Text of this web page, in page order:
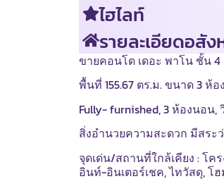
ไฮไลท์
รายละเอียดอสัง
ขายคอนโด เดอะ พาโน ชั้น 4
พื้นที่ 155.67 ตร.ม. ขนาด 3 ห้
Fully- furnished, 3 ห้องนอน,
สิ่งอำนวยความสะดวก มีสระ
จุดเด่น/สถานที่ใกล้เคียง : โค
อินท์-อินเตอร์เชค, ไทวัสดุ, โ